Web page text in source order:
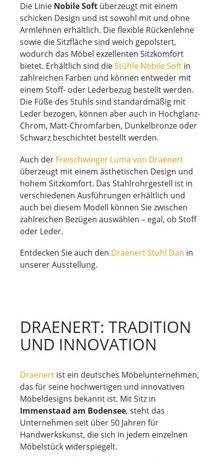
Die Linie Nobile Soft überzeugt mit einem
schicken Design und ist sowohl mit und ohne
Armlehnen erhältlich. Die flexible Rückenlehne
sowie die Sitzfläche sind weich gepolstert,
wodurch das Möbel exzellenten Sitzkomfort
bietet. Erhältlich sind dieStühle Nobile Soft in
zahlreichen Farben und können entweder mit
einem Stoff- oder Lederbezug bestellt werden.
Die Füße des Stuhls sind standardmäßig mit
Leder bezogen, können aber auch in Hochglanz-
Chrom, Matt-Chromfarben, Dunkelbronze oder
Schwarz beschichtet bestellt werden.
Auch der Freischwinger Luma von Draenert
überzeugt mit einem ästhetischen Design und
hohem Sitzkomfort. Das Stahlrohrgestell ist in
verschiedenen Ausführungen erhältlich und
auch bei diesem Modell können Sie zwischen
zahlreichen Bezügen auswählen – egal, ob Stoff
oder Leder.
Entdecken Sie auch den Draenert Stuhl Dan in
unserer Ausstellung.
DRAENERT: TRADITION
UND INNOVATION
Draenert ist ein deutsches Möbelunternehmen,
das für seine hochwertigen und innovativen
Möbeldesigns bekannt ist. Mit Sitz in
Immenstaad am Bodensee, steht das
Unternehmen seit über 50 Jahren für
Handwerkskunst, die sich in jedem einzelnen
Möbelstück widerspiegelt.